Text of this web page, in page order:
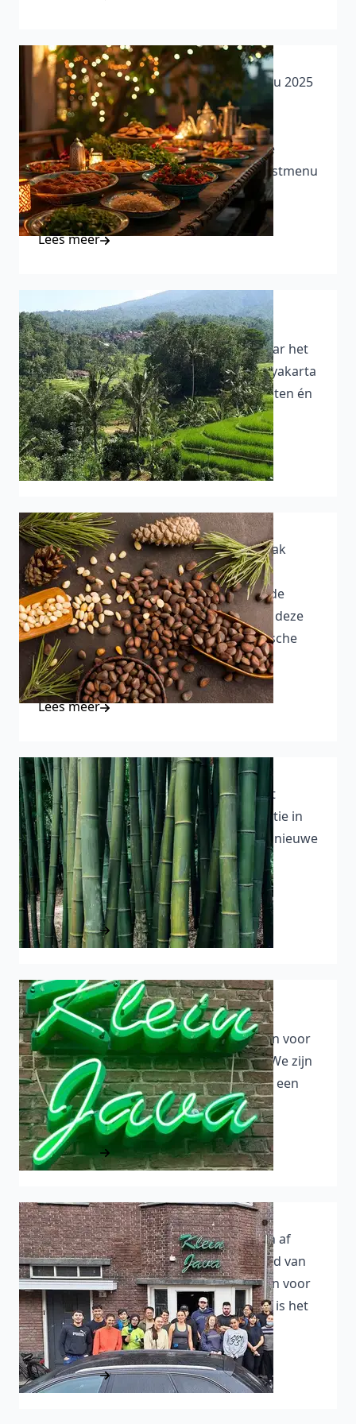
Afwijkende openingstijden & Kerstmenu 2025
– Klein Java
15-11-2025 - Bekijk de afwijkende
openingstijden van Klein Java tijdens de
feestdagen en ontdek ons speciale Kerstmenu
2025. Bestel vóór 15 december.
Lees meer
Reizen naar het échte Indonesië
12-06-2025 - Reis mee met Klein Java naar het
échte Indonesië! Van streetfood in Yogyakarta
tot winkelen in Jakarta. Tips over Java, eten én
praktische info..
Lees meer
Waarom je bij Klein Java geen Kopi Luwak
meer vindt (en dat is een goede zaak!)
07-06-2025 - Klein Java stopte ooit met de
verkoop van Kopi Luwak. Lees waarom deze
exclusieve Indonesische koffie om ethische
redenen niet meer verkocht werd
Lees meer
Klein Java in Breda maakt een doorstart
24-03-2025 - Na een verfrissende vakantie in
Indonesië heeft Klein Java in Breda een nieuwe
website en een lichte update van de
menukaart.
Lees meer
Bedankt, oftewel Terima Kasih
06-11-2023 - Klein Java bedankt iedereen voor
hun steun en donaties via GoFundMe. We zijn
terug in Breda op Erasmusplein 10 met een
nieuwe locatie.
Lees meer
Klein Java sluit hoofdstuk Speelhuislaan af
01-07-2023 - Na een emotioneel afscheid van
de Speelhuislaan bedanken wij iedereen voor
de overweldigende steun. Dankzij jullie is het
afscheid draaglijker.
Lees meer